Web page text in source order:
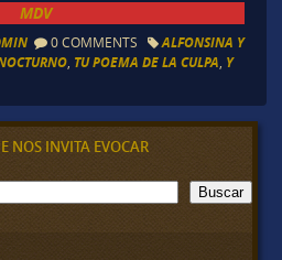
MDV
0 COMMENTS
ALFONSINA Y
, TU POEMA DE LA CULPA Y
NOS INVITA EVOCAR
Buscar